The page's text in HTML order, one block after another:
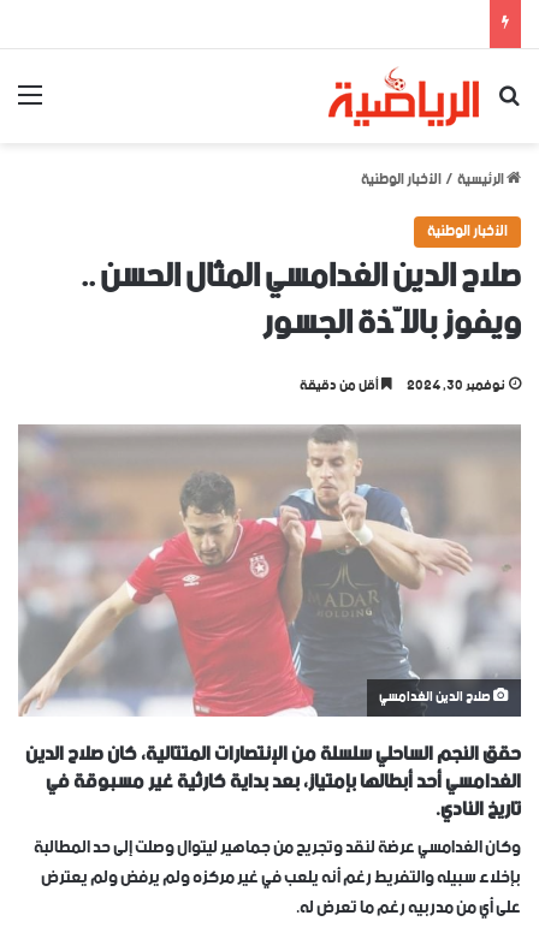
بحث عن
الرئيسية/الأخبار الوطنية
الأخبار الوطنية
صلاح الدين الغدامسي المثال الحسن ..
ويفوز باللّذة الجسور
نوفمبر 30, 2024 أقل من دقيقة
صلاح الدين الغدامسي
حقق النجم الساحلي سلسلة من الإنتصارات المتتالية، كان صلاح الدين
الغدامسي أحد أبطالها بإمتياز، بعد بداية كارثية غير مسبوقة في
تاريخ النادي.
وكان الغدامسي عرضة لنقد وتجريح من جماهير ليتوال وصلت إلى حد المطالبة
بإخلاء سبيله والتفريط رغم أنه يلعب في غير مركزه ولم يرفض ولم يعترض
على أي من مدربيه رغم ما تعرض له.